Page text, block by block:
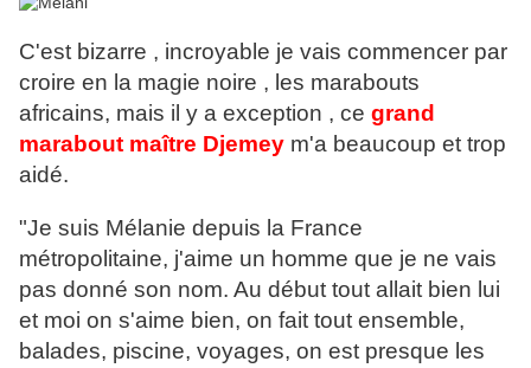
C'est bizarre , incroyable je vais commencer par
croire en la magie noire , les marabouts
africains, mais il y a exception , ce grand
marabout maître Djemey m'a beaucoup et trop
aidé.
"Je suis Mélanie depuis la France
métropolitaine, j'aime un homme que je ne vais
pas donné son nom. Au début tout allait bien lui
et moi on s'aime bien, on fait tout ensemble,
balades, piscine, voyages, on est presque les